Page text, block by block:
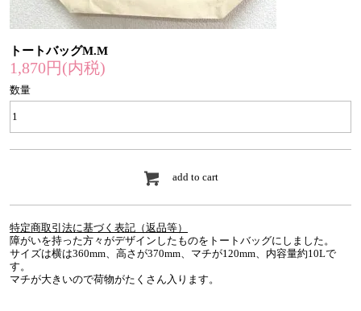
トートバッグM.M
1,870円(内税)
数量
add to cart
特定商取引法に基づく表記（返品等）
障がいを持った方々がデザインしたものをトートバッグにしました。
サイズは横は360mm、高さが370mm、マチが120mm、内容量約10Lで
す。
マチが大きいので荷物がたくさん入ります。